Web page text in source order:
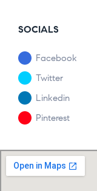
SOCIALS
Facebook
Twitter
Linkedin
Pinterest